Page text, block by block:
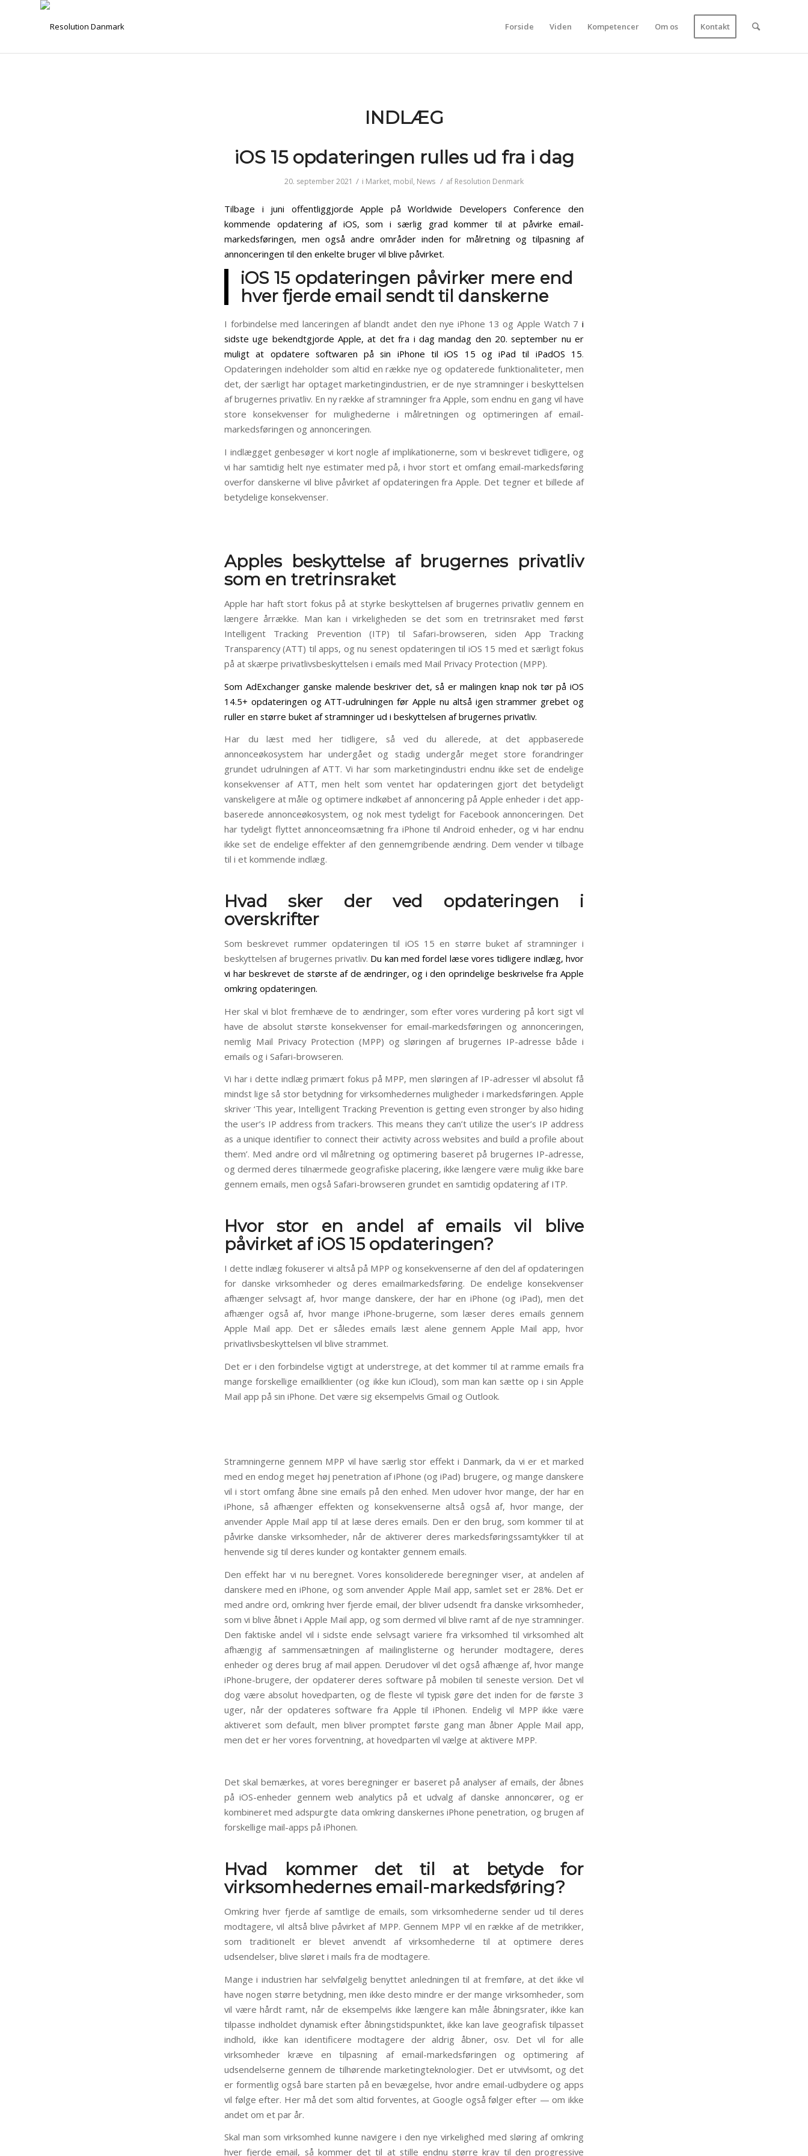
Forside Viden Kompetencer Om os Kontakt
INDLÆG
iOS 15 opdateringen rulles ud fra i dag
20. september 2021 / i Market, mobil, News / af Resolution Denmark
Tilbage i juni offentliggjorde Apple på Worldwide Developers Conference den
kommende opdatering af iOS, som i særlig grad kommer til at påvirke email-
markedsføringen, men også andre områder inden for målretning og tilpasning af
annonceringen til den enkelte bruger vil blive påvirket.
iOS 15 opdateringen påvirker mere end
hver fjerde email sendt til danskerne
I forbindelse med lanceringen af blandt andet den nye iPhone 13 og Apple Watch 7 i
sidste uge bekendtgjorde Apple, at det fra i dag mandag den 20. september nu er
muligt at opdatere softwaren på sin iPhone til iOS 15 og iPad til iPadOS 15.
Opdateringen indeholder som altid en række nye og opdaterede funktionaliteter, men
det, der særligt har optaget marketingindustrien, er de nye stramninger i beskyttelsen
af brugernes privatliv. En ny række af stramninger fra Apple, som endnu en gang vil have
store konsekvenser for mulighederne i målretningen og optimeringen af email-
markedsføringen og annonceringen.
I indlægget genbesøger vi kort nogle af implikationerne, som vi beskrevet tidligere, og
vi har samtidig helt nye estimater med på, i hvor stort et omfang email-markedsføring
overfor danskerne vil blive påvirket af opdateringen fra Apple. Det tegner et billede af
betydelige konsekvenser.
Apples beskyttelse af brugernes privatliv
som en tretrinsraket
Apple har haft stort fokus på at styrke beskyttelsen af brugernes privatliv gennem en
længere årrække. Man kan i virkeligheden se det som en tretrinsraket med først
Intelligent Tracking Prevention (ITP) til Safari-browseren, siden App Tracking
Transparency (ATT) til apps, og nu senest opdateringen til iOS 15 med et særligt fokus
på at skærpe privatlivsbeskyttelsen i emails med Mail Privacy Protection (MPP).
Som AdExchanger ganske malende beskriver det, så er malingen knap nok tør på iOS
14.5+ opdateringen og ATT-udrulningen før Apple nu altså igen strammer grebet og
ruller en større buket af stramninger ud i beskyttelsen af brugernes privatliv.
Har du læst med her tidligere, så ved du allerede, at det appbaserede
annonceøkosystem har undergået og stadig undergår meget store forandringer
grundet udrulningen af ATT. Vi har som marketingindustri endnu ikke set de endelige
konsekvenser af ATT, men helt som ventet har opdateringen gjort det betydeligt
vanskeligere at måle og optimere indkøbet af annoncering på Apple enheder i det app-
baserede annonceøkosystem, og nok mest tydeligt for Facebook annonceringen. Det
har tydeligt flyttet annonceomsætning fra iPhone til Android enheder, og vi har endnu
ikke set de endelige effekter af den gennemgribende ændring. Dem vender vi tilbage
til i et kommende indlæg.
Hvad sker der ved opdateringen i
overskrifter
Som beskrevet rummer opdateringen til iOS 15 en større buket af stramninger i
beskyttelsen af brugernes privatliv. Du kan med fordel læse vores tidligere indlæg, hvor
vi har beskrevet de største af de ændringer, og i den oprindelige beskrivelse fra Apple
omkring opdateringen.
Her skal vi blot fremhæve de to ændringer, som efter vores vurdering på kort sigt vil
have de absolut største konsekvenser for email-markedsføringen og annonceringen,
nemlig Mail Privacy Protection (MPP) og sløringen af brugernes IP-adresse både i
emails og i Safari-browseren.
Vi har i dette indlæg primært fokus på MPP, men sløringen af IP-adresser vil absolut få
mindst lige så stor betydning for virksomhedernes muligheder i markedsføringen. Apple
skriver ‘This year, Intelligent Tracking Prevention is getting even stronger by also hiding
the user’s IP address from trackers. This means they can’t utilize the user’s IP address
as a unique identifier to connect their activity across websites and build a profile about
them’. Med andre ord vil målretning og optimering baseret på brugernes IP-adresse,
og dermed deres tilnærmede geografiske placering, ikke længere være mulig ikke bare
gennem emails, men også Safari-browseren grundet en samtidig opdatering af ITP.
Hvor stor en andel af emails vil blive
påvirket af iOS 15 opdateringen?
I dette indlæg fokuserer vi altså på MPP og konsekvenserne af den del af opdateringen
for danske virksomheder og deres emailmarkedsføring. De endelige konsekvenser
afhænger selvsagt af, hvor mange danskere, der har en iPhone (og iPad), men det
afhænger også af, hvor mange iPhone-brugerne, som læser deres emails gennem
Apple Mail app. Det er således emails læst alene gennem Apple Mail app, hvor
privatlivsbeskyttelsen vil blive strammet.
Det er i den forbindelse vigtigt at understrege, at det kommer til at ramme emails fra
mange forskellige emailklienter (og ikke kun iCloud), som man kan sætte op i sin Apple
Mail app på sin iPhone. Det være sig eksempelvis Gmail og Outlook.
Stramningerne gennem MPP vil have særlig stor effekt i Danmark, da vi er et marked
med en endog meget høj penetration af iPhone (og iPad) brugere, og mange danskere
vil i stort omfang åbne sine emails på den enhed. Men udover hvor mange, der har en
iPhone, så afhænger effekten og konsekvenserne altså også af, hvor mange, der
anvender Apple Mail app til at læse deres emails. Den er den brug, som kommer til at
påvirke danske virksomheder, når de aktiverer deres markedsføringssamtykker til at
henvende sig til deres kunder og kontakter gennem emails.
Den effekt har vi nu beregnet. Vores konsoliderede beregninger viser, at andelen af
danskere med en iPhone, og som anvender Apple Mail app, samlet set er 28%. Det er
med andre ord, omkring hver fjerde email, der bliver udsendt fra danske virksomheder,
som vi blive åbnet i Apple Mail app, og som dermed vil blive ramt af de nye stramninger.
Den faktiske andel vil i sidste ende selvsagt variere fra virksomhed til virksomhed alt
afhængig af sammensætningen af mailinglisterne og herunder modtagere, deres
enheder og deres brug af mail appen. Derudover vil det også afhænge af, hvor mange
iPhone-brugere, der opdaterer deres software på mobilen til seneste version. Det vil
dog være absolut hovedparten, og de fleste vil typisk gøre det inden for de første 3
uger, når der opdateres software fra Apple til iPhonen. Endelig vil MPP ikke være
aktiveret som default, men bliver promptet første gang man åbner Apple Mail app,
men det er her vores forventning, at hovedparten vil vælge at aktivere MPP.
Det skal bemærkes, at vores beregninger er baseret på analyser af emails, der åbnes
på iOS-enheder gennem web analytics på et udvalg af danske annoncører, og er
kombineret med adspurgte data omkring danskernes iPhone penetration, og brugen af
forskellige mail-apps på iPhonen.
Hvad kommer det til at betyde for
virksomhedernes email-markedsføring?
Omkring hver fjerde af samtlige de emails, som virksomhederne sender ud til deres
modtagere, vil altså blive påvirket af MPP. Gennem MPP vil en række af de metrikker,
som traditionelt er blevet anvendt af virksomhederne til at optimere deres
udsendelser, blive sløret i mails fra de modtagere.
Mange i industrien har selvfølgelig benyttet anledningen til at fremføre, at det ikke vil
have nogen større betydning, men ikke desto mindre er der mange virksomheder, som
vil være hårdt ramt, når de eksempelvis ikke længere kan måle åbningsrater, ikke kan
tilpasse indholdet dynamisk efter åbningstidspunktet, ikke kan lave geografisk tilpasset
indhold, ikke kan identificere modtagere der aldrig åbner, osv. Det vil for alle
virksomheder kræve en tilpasning af email-markedsføringen og optimering af
udsendelserne gennem de tilhørende marketingteknologier. Det er utvivlsomt, og det
er formentlig også bare starten på en bevægelse, hvor andre email-udbydere og apps
vil følge efter. Her må det som altid forventes, at Google også følger efter — om ikke
andet om et par år.
Skal man som virksomhed kunne navigere i den nye virkelighed med sløring af omkring
hver fjerde email, så kommer det til at stille endnu større krav til den progressive